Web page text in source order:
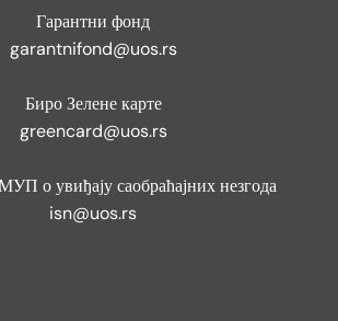
Гарантни фонд
garantnifond@uos.rs
Биро Зелене карте
greencard@uos.rs
о увиђају саобраћајних незгода
isn@uos.rs